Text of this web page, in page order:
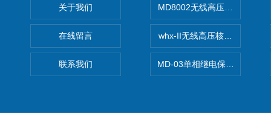
关于我们
在线留言
联系我们
MD8002无线高压核相仪
whx-II无线高压核相仪
MD-03单相继电保护测试仪价